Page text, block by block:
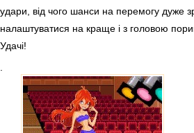
удари, від чого шанси на перемогу дуже
налаштуватися на краще і з головою
Удачі!